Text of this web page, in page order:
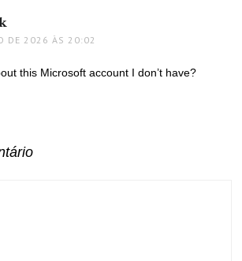
DE 2026 ÀS 20:02
this Microsoft account I don’t have?